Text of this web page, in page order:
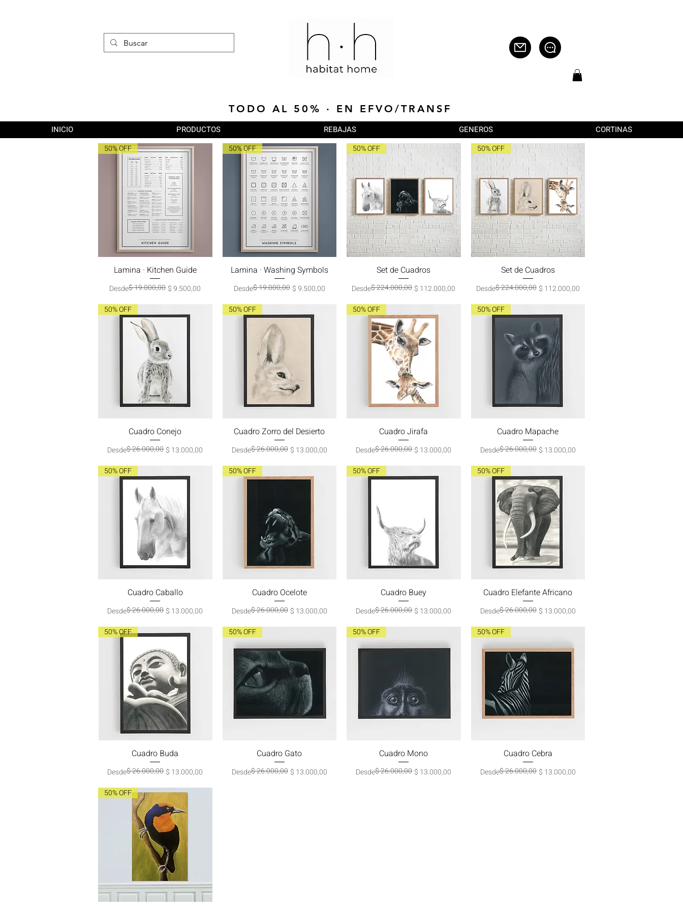
TODO AL 50% · EN EFVO/TRANSF
INICIO PRODUCTOS REBAJAS GENEROS CORTINAS
Vista rápida
50% OFF
Lamina · Kitchen Guide
Desde
Precio$ 19.000,00 $ 9.500,00
Precio de oferta
Vista rápida
50% OFF
Lamina · Washing Symbols
Desde
Precio$ 19.000,00 $ 9.500,00
Precio de oferta
Vista rápida
50% OFF
Set de Cuadros
Desde
Precio$ 224.000,00 $ 112.000,00
Precio de oferta
Vista rápida
50% OFF
Set de Cuadros
Desde
Precio$ 224.000,00 $ 112.000,00
Precio de oferta
Vista rápida
50% OFF
Cuadro Conejo
Desde
Precio$ 26.000,00 $ 13.000,00
Precio de oferta
Vista rápida
50% OFF
Cuadro Zorro del Desierto
Desde
Precio$ 26.000,00 $ 13.000,00
Precio de oferta
Vista rápida
50% OFF
Cuadro Jirafa
Desde
Precio$ 26.000,00 $ 13.000,00
Precio de oferta
Vista rápida
50% OFF
Cuadro Mapache
Desde
Precio$ 26.000,00 $ 13.000,00
Precio de oferta
Vista rápida
50% OFF
Cuadro Caballo
Desde
Precio$ 26.000,00 $ 13.000,00
Precio de oferta
Vista rápida
50% OFF
Cuadro Ocelote
Desde
Precio$ 26.000,00 $ 13.000,00
Precio de oferta
Vista rápida
50% OFF
Cuadro Buey
Desde
Precio$ 26.000,00 $ 13.000,00
Precio de oferta
Vista rápida
50% OFF
Cuadro Elefante Africano
Desde
Precio$ 26.000,00 $ 13.000,00
Precio de oferta
Vista rápida
50% OFF
Cuadro Buda
Desde
Precio$ 26.000,00 $ 13.000,00
Precio de oferta
Vista rápida
50% OFF
Cuadro Gato
Desde
Precio$ 26.000,00 $ 13.000,00
Precio de oferta
Vista rápida
50% OFF
Cuadro Mono
Desde
Precio$ 26.000,00 $ 13.000,00
Precio de oferta
Vista rápida
50% OFF
Cuadro Cebra
Desde
Precio$ 26.000,00 $ 13.000,00
Precio de oferta
50% OFF